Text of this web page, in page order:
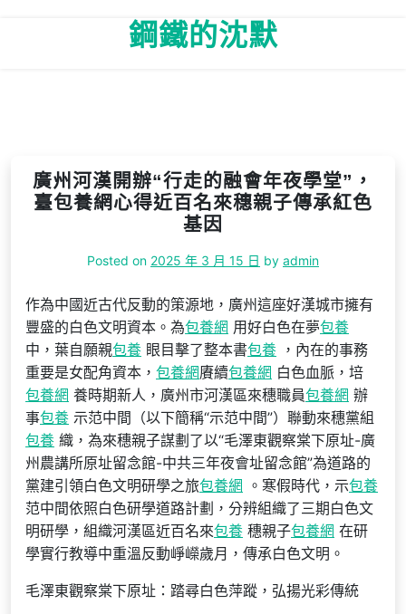
鋼鐵的沈默
廣州河漢開辦“行走的融會年夜學堂”，
臺包養網心得近百名來穗親子傳承紅色
基因
Posted on 2025 年 3 月 15 日 by admin
作為中國近古代反動的策源地，廣州這座好漢城市擁有
豐盛的白色文明資本。為包養網 用好白色在夢包養
中，葉自願親包養 眼目擊了整本書包養 ，內在的事務
重要是女配角資本， 包養網賡續包養網 白色血脈，培
包養網 養時期新人，廣州市河漢區來穗職員包養網 辦
事包養 示范中間（以下簡稱“示范中間”）聯動來穗黨組
包養 織，為來穗親子謀劃了以“毛澤東觀察棠下原址-廣
州農講所原址留念館-中共三年夜會址留念館”為道路的
黨建引領白色文明研學之旅包養網 。寒假時代，示包養
范中間依照白色研學道路計劃，分辨組織了三期白色文
明研學，組織河漢區近百名來包養 穗親子包養網 在研
學實行教導中重溫反動崢嶸歲月，傳承白色文明。
毛澤東觀察棠下原址：踏尋白色萍蹤，弘揚光彩傳統